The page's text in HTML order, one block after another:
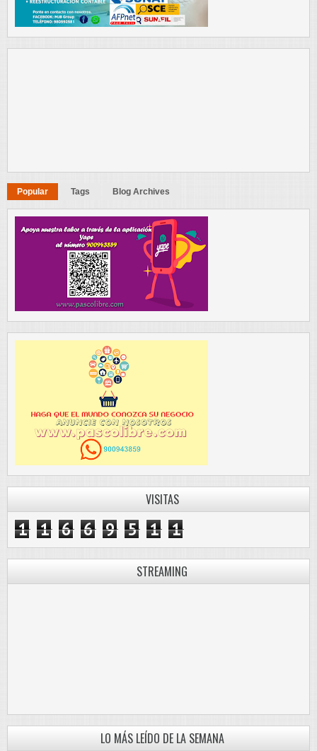
Popular Tags Blog Archives
VISITAS
1 1 6 6 9 5 1 1
STREAMING
LO MÁS LEÍDO DE LA SEMANA